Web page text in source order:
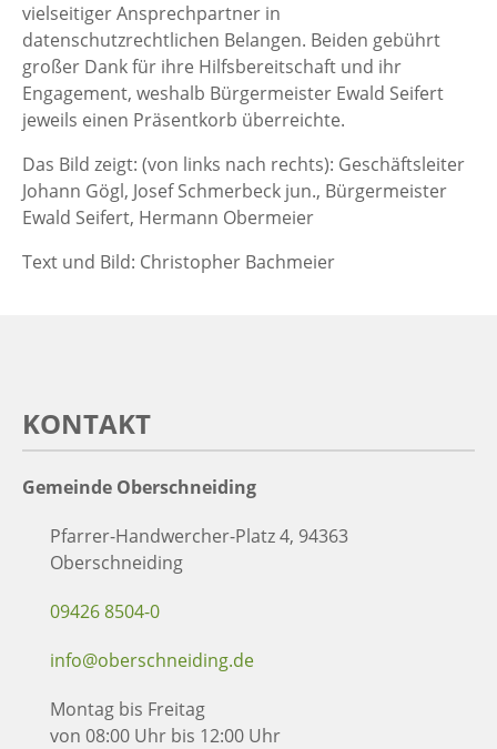
vielseitiger Ansprechpartner in
datenschutzrechtlichen Belangen. Beiden gebührt
großer Dank für ihre Hilfsbereitschaft und ihr
Engagement, weshalb Bürgermeister Ewald Seifert
jeweils einen Präsentkorb überreichte.
Das Bild zeigt: (von links nach rechts): Geschäftsleiter
Johann Gögl, Josef Schmerbeck jun., Bürgermeister
Ewald Seifert, Hermann Obermeier
Text und Bild: Christopher Bachmeier
KONTAKT
Gemeinde Oberschneiding
Pfarrer-Handwercher-Platz 4, 94363
Oberschneiding
09426 8504-0
info@oberschneiding.de
Montag bis Freitag
von 08:00 Uhr bis 12:00 Uhr